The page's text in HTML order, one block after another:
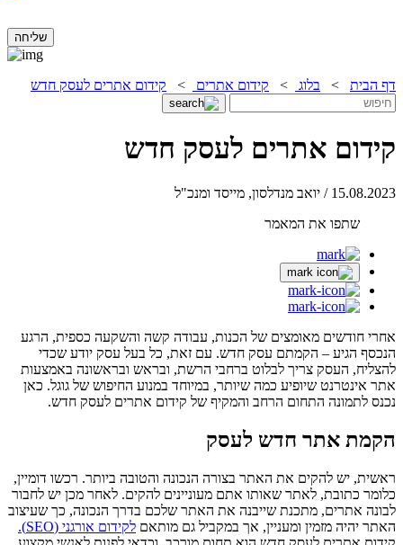
דף הבית > בלוג > קידום אתרים > קידום אתרים לעסק חדש
קידום אתרים לעסק חדש
15.08.2023 / יואב מנדלסון, מייסד ומנכ"ל
שתפו את המאמר
אחרי חודשים מאומצים של הכנות, עבודה קשה והשקעה כספית, הרגע
הנכסף הגיע – הקמתם עסק חדש. עם זאת, כל בעל עסק יודע שכדי
להצליח, העסק צריך לבלוט ברחבי הרשת, ובראש ובראשונה באמצעות
אתר אינטרנט שיופיע כמה שיותר, במיוחד במנוע החיפוש של גוגל. כאן
נכנס לתמונה התחום הרחב והמקיף של קידום אתרים לעסק חדש.
הקמת אתר חדש לעסק
ראשית, יש להקים את האתר בצורה הנכונה והטובה ביותר. רכשו דומיין,
כלומר כתובת, לאתר שאותו אתם מעוניינים להקים. לאחר מכן יש לחבור
לבונה אתרים, מתכנת שייבנה את האתר שלכם בדרך הנכונה, כך שעיצוב
האתר יהיה מזמין ומעניין, אך במקביל גם מותאם לקידום אורגני (SEO).